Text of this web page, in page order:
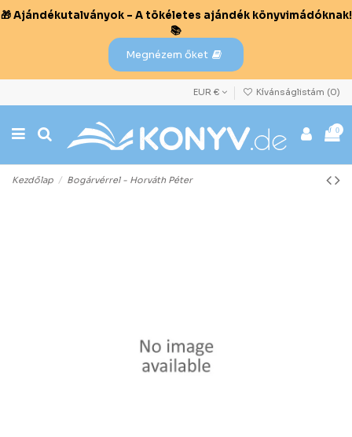
🎁 Ajándékutalványok – A tökéletes ajándék könyvimádóknak!
📚
Megnézem őket
EUR € Kívánságlistám (0)
0
Kezdőlap Bogárvérrel - Horváth Péter